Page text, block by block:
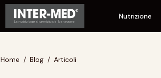
Nutrizione
Home Blog Articoli